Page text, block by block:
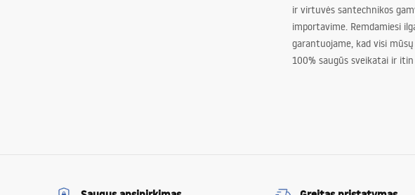
ir virtuvės santechnikos
importavime. Remdamiesi
garantuojame, kad visi
100% saugūs sveikatai ir